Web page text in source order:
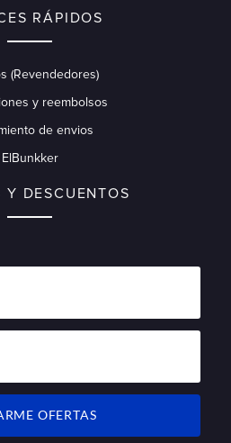
RÁPIDOS
(Revendedores)
y reembolsos
de envios
ElBunkker
Y DESCUENTOS
OFERTAS